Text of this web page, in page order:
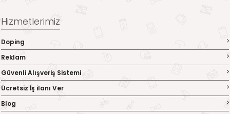
Hizmetlerimiz
Doping
Reklam
Güvenli Alışveriş Sistemi
Ücretsiz İş ilanı Ver
Blog